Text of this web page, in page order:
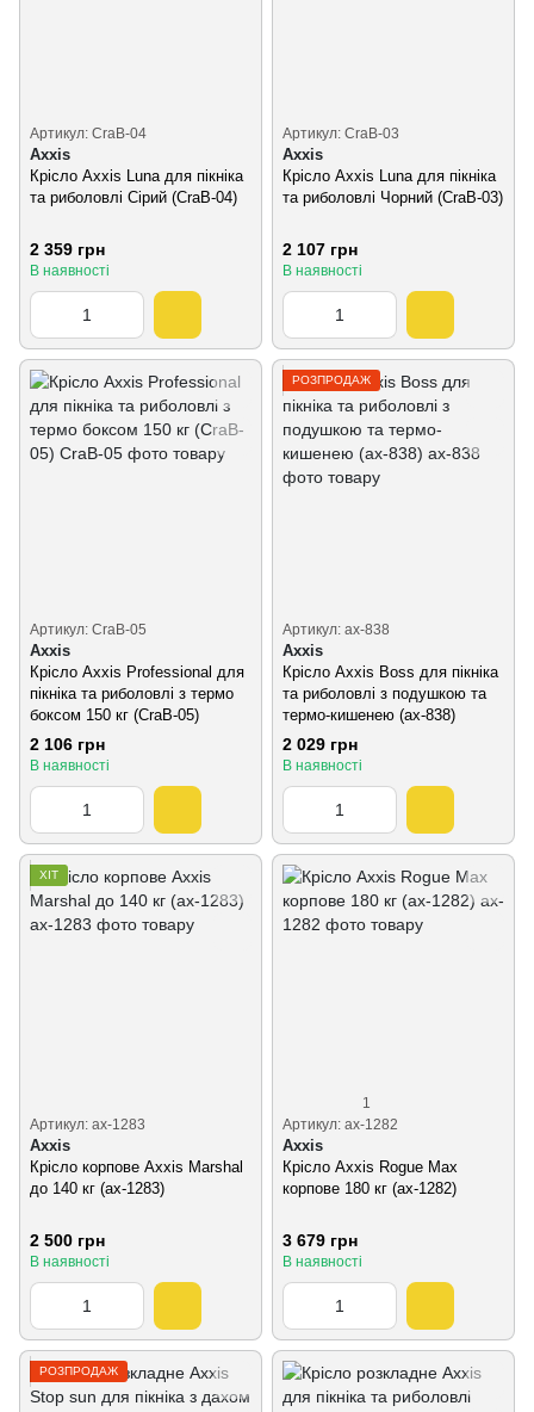
Артикул: CraB-04
Axxis
Крісло Axxis Luna для пікніка
та риболовлі Сірий (CraB-04)
2 359 грн
В наявності
Артикул: CraB-03
Axxis
Крісло Axxis Luna для пікніка
та риболовлі Чорний (CraB-03)
2 107 грн
В наявності
Артикул: CraB-05
Axxis
Крісло Axxis Professional для
пікніка та риболовлі з термо
боксом 150 кг (CraB-05)
2 106 грн
В наявності
РОЗПРОДАЖ
Артикул: ax-838
Axxis
Крісло Axxis Boss для пікніка
та риболовлі з подушкою та
термо-кишенею (ax-838)
2 029 грн
В наявності
ХІТ
Артикул: ax-1283
Axxis
Крісло корпове Axxis Marshal
до 140 кг (ax-1283)
2 500 грн
В наявності
1
Артикул: ax-1282
Axxis
Крісло Axxis Rogue Max
корпове 180 кг (ax-1282)
3 679 грн
В наявності
РОЗПРОДАЖ